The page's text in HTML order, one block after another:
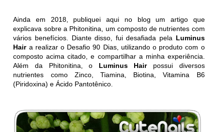
Ainda em 2018, publiquei aqui no blog um artigo que
explicava sobre a Phitonitina, um composto de nutrientes com
vários benefícios. Diante disso, fui desafiada pela Luminus
Haira realizar o Desafio 90 Dias, utilizando o produto com o
composto acima citado, e compartilhar a minha experiência.
Além da Phitonitina, o Luminus Hairpossui diversos
nutrientes como Zinco, Tiamina, Biotina, Vitamina B6
(Piridoxina) e Ácido Pantotênico.